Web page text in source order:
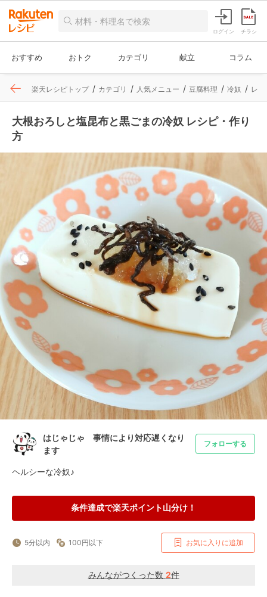
ログイン チラシ
おすすめ おトク カテゴリ 献立 コラム
楽天レシピトップ カテゴリ 人気メニュー 豆腐料理 冷奴 レ
大根おろしと塩昆布と黒ごまの冷奴 レシピ・作り
方
はじゃじゃ 事情により対応遅くなり
ます
フォローする
ヘルシーな冷奴♪
条件達成で楽天ポイント山分け！
5分以内 100円以下 お気に入りに追加
みんながつくった数 2件